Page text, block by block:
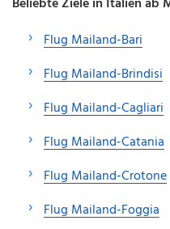
Flug Mailand-Bari
Flug Mailand-Brindisi
Flug Mailand-Cagliari
Flug Mailand-Catania
Flug Mailand-Crotone
Flug Mailand-Foggia